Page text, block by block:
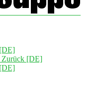
Zurück [DE]